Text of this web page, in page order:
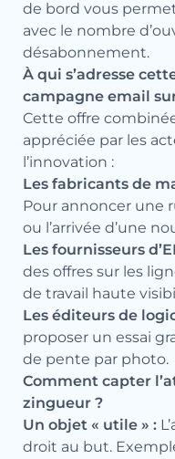
de bord vous
avec le nombre
désabonnement.
À qui s’adresse
campagne email
Cette offre
appréciée par les
l’innovation :
Les fabricants de
Pour annoncer une
ou l’arrivée d’une
Les fournisseurs
des offres sur les
de travail haute
Les éditeurs de
proposer un essai
de pente par photo.
Comment capter
zingueur ?
Un objet « utile » :
droit au but.